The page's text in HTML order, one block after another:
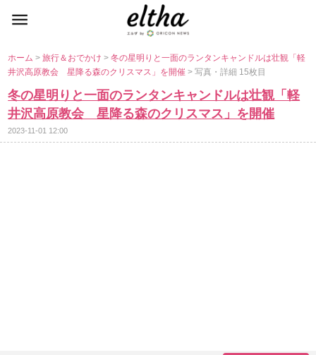
ホーム>旅行＆おでかけ>冬の星明りと一面のランタンキャンドルは壮観「軽
井沢高原教会 星降る森のクリスマス」を開催> 写真・詳細 15枚目
冬の星明りと一面のランタンキャンドルは壮観「軽
井沢高原教会 星降る森のクリスマス」を開催
2023-11-01 12:00